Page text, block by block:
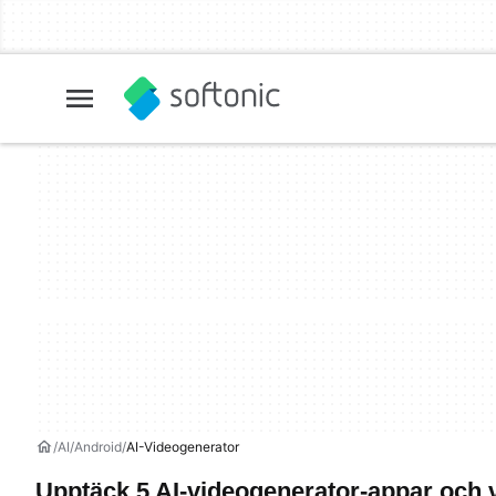
AI Android AI-Videogenerator